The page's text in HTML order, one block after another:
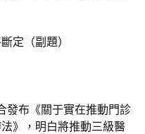
定（副題）
發布《關于實在推動門診
》，明白將推動三級醫